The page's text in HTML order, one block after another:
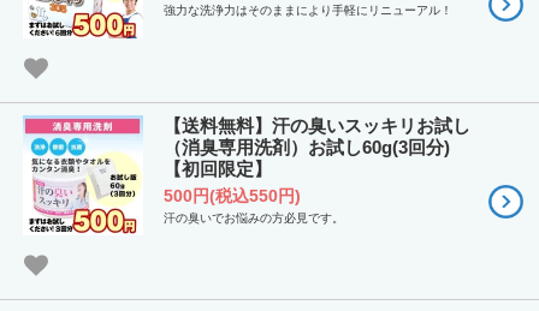
強力な洗浄力はそのままにより手軽にリニューアル！
【送料無料】汗の臭いスッキリお試し
（消臭専用洗剤）お試し60g(3回分)
【初回限定】
500円(税込550円)
汗の臭いでお悩みの方必見です。